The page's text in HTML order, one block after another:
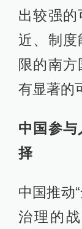
出较强的
近、制度
限的南
有显著的
中国参
择
中国推动
治理的